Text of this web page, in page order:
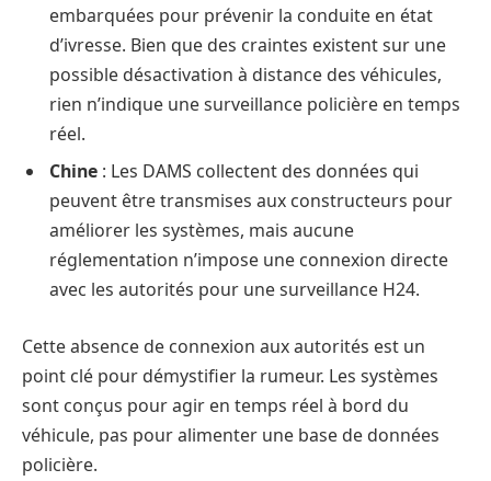
embarquées pour prévenir la conduite en état
d’ivresse. Bien que des craintes existent sur une
possible désactivation à distance des véhicules,
rien n’indique une surveillance policière en temps
réel.
Chine : Les DAMS collectent des données qui
peuvent être transmises aux constructeurs pour
améliorer les systèmes, mais aucune
réglementation n’impose une connexion directe
avec les autorités pour une surveillance H24.
Cette absence de connexion aux autorités est un
point clé pour démystifier la rumeur. Les systèmes
sont conçus pour agir en temps réel à bord du
véhicule, pas pour alimenter une base de données
policière.